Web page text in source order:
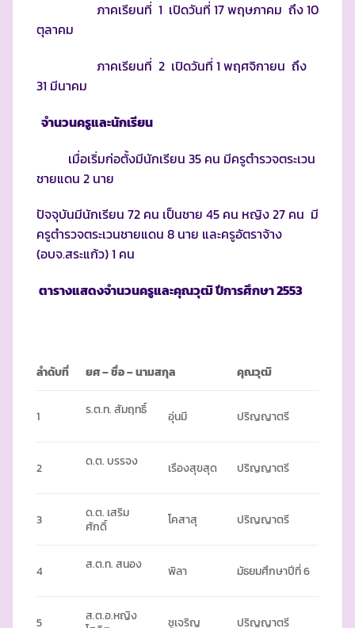
ภาคเรียนที่ 1 เปิดวันที่ 17 พฤษภาคม ถึง 10
ตุลาคม
ภาคเรียนที่ 2 เปิดวันที่ 1 พฤศจิกายน ถึง
31 มีนาคม
จำนวนครูและนักเรียน
เมื่อเริ่มก่อตั้งมีนักเรียน 35 คน มีครูตำรวจตระเวน
ชายแดน 2 นาย
ปัจจุบันมีนักเรียน 72 คน เป็นชาย 45 คน หญิง 27 คน มี
ครูตำรวจตระเวนชายแดน 8 นาย และครูอัตราจ้าง
(อบจ.สระแก้ว) 1 คน
ตารางแสดงจำนวนครูและคุณวุฒิ ปีการศึกษา2553
ลำดับที่ ยศ – ชื่อ – นามสกุล คุณวุฒิ
1 ร.ต.ท. สัมฤทธิ์ อุ่นมี ปริญญาตรี
2 ด.ต. บรรจง เรืองสุขสุด ปริญญาตรี
3
ด.ต. เสริม
ศักดิ์
โคสาสุ ปริญญาตรี
4 ส.ต.ท. สนอง พิลา มัธยมศึกษาปีที่ 6
5
ส.ต.อ.หญิง
ชูเจริญ ปริญญาตรี